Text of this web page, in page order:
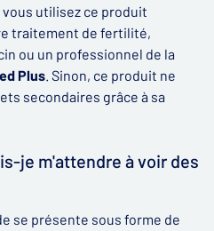
utilisez ce produit
traitement de fertilité,
ou un professionnel de la
Plus. Sinon, ce produit ne
secondaires grâce à sa
je m'attendre à voir des
se présente sous forme de